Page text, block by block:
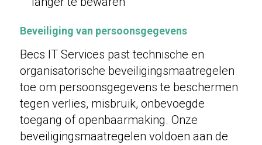
Beveiliging van persoonsgegevens
Becs IT Services past technische en
organisatorische beveiligingsmaatregelen
toe om persoonsgegevens te beschermen
tegen verlies, misbruik, onbevoegde
toegang of openbaarmaking. Onze
beveiligingsmaatregelen voldoen aan de